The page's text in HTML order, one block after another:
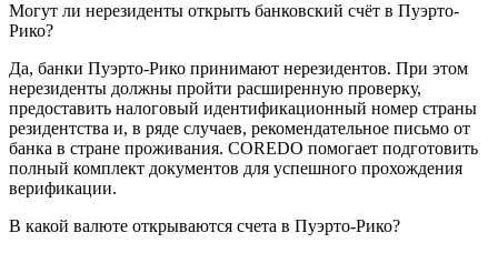
Могут ли нерезиденты открыть банковский счёт в Пуэрто-
Рико?
Да, банки Пуэрто-Рико принимают нерезидентов. При этом
нерезиденты должны пройти расширенную проверку,
предоставить налоговый идентификационный номер страны
резидентства и, в ряде случаев, рекомендательное письмо от
банка в стране проживания. COREDO помогает подготовить
полный комплект документов для успешного прохождения
верификации.
В какой валюте открываются счета в Пуэрто-Рико?